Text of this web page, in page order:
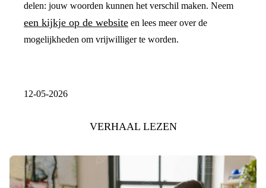
delen: jouw woorden kunnen het verschil maken. Neem
een kijkje op de website en lees meer over de
mogelijkheden om vrijwilliger te worden.
12-05-2026
VERHAAL LEZEN